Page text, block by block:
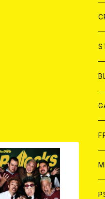
CD